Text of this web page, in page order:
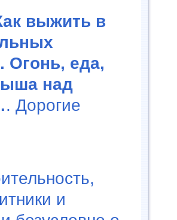
выжить в
Огонь, еда,
над
. Дорогие
и